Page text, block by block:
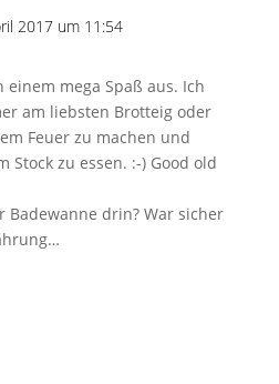
2017 um 11:54
einem mega Spaß aus. Ich
am liebsten Brotteig oder
Feuer zu machen und
Stock zu essen. :-) Good old
Badewanne drin? War sicher